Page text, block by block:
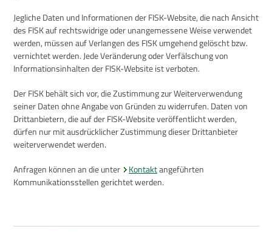
Jegliche Daten und Informationen der FISK-Website, die nach Ansicht
des FISK auf rechtswidrige oder unangemessene Weise verwendet
werden, müssen auf Verlangen des FISK umgehend gelöscht bzw.
vernichtet werden. Jede Veränderung oder Verfälschung von
Informationsinhalten der FISK-Website ist verboten.
Der FISK behält sich vor, die Zustimmung zur Weiterverwendung
seiner Daten ohne Angabe von Gründen zu widerrufen. Daten von
Drittanbietern, die auf der FISK-Website veröffentlicht werden,
dürfen nur mit ausdrücklicher Zustimmung dieser Drittanbieter
weiterverwendet werden.
Anfragen können an die unter
Kontaktangeführten
Kommunikationsstellen gerichtet werden.